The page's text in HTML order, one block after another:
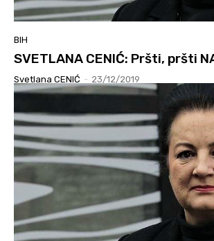
BIH
SVETLANA CENIĆ: Pršti, pršti
Svetlana CENIĆ - 23/12/2019